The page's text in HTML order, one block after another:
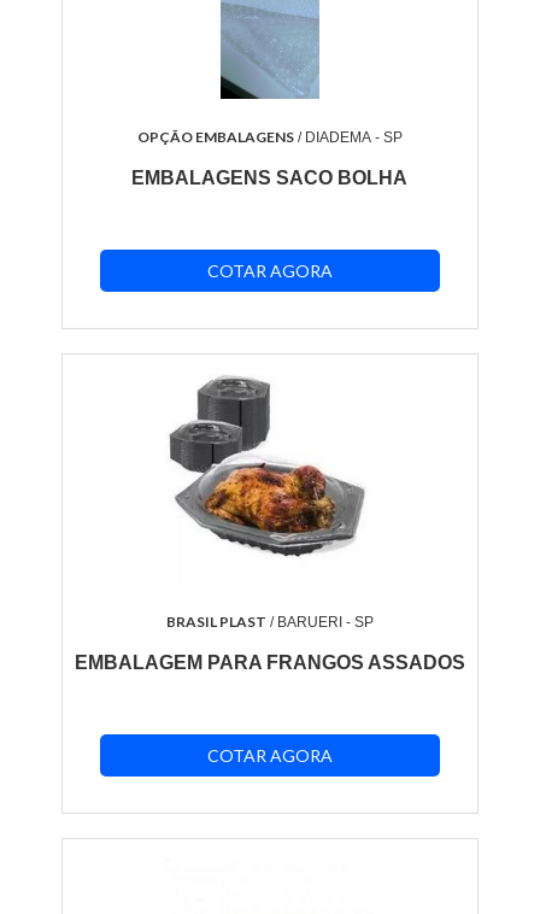
OPÇÃO EMBALAGENS / DIADEMA - SP
EMBALAGENS SACO BOLHA
COTAR AGORA
BRASIL PLAST / BARUERI - SP
EMBALAGEM PARA FRANGOS ASSADOS
COTAR AGORA